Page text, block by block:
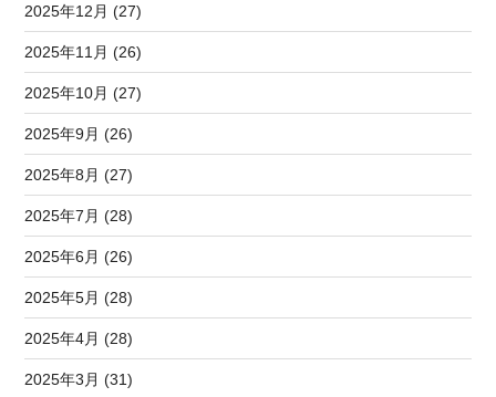
2025年12月 (27)
2025年11月 (26)
2025年10月 (27)
2025年9月 (26)
2025年8月 (27)
2025年7月 (28)
2025年6月 (26)
2025年5月 (28)
2025年4月 (28)
2025年3月 (31)